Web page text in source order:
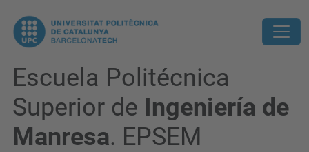
Escuela Politécnica
Superior de Ingeniería de
Manresa. EPSEM